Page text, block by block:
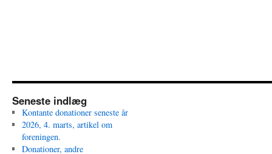
Seneste indlæg
Kontante donationer seneste år
2026, 4. marts, artikel om
foreningen.
Donationer, andre